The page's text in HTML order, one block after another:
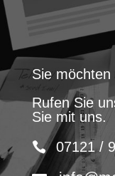
Sie
Rufen Sie
Sie mit uns.
07121 /